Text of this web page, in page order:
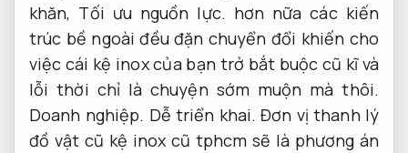
khăn, Tối ưu nguồn lực. hơn nữa các kiến
trúc bề ngoài đều đặn chuyển đổi khiến cho
việc cái kệ inox của bạn trở bắt buộc cũ kĩ và
lỗi thời chỉ là chuyện sớm muộn mà thôi.
Doanh nghiệp. Dễ triển khai. Đơn vị thanh lý
đồ vật cũ kệ inox cũ tphcm sẽ là phương án